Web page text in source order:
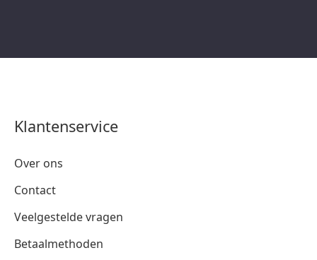
Klantenservice
Over ons
Contact
Veelgestelde vragen
Betaalmethoden